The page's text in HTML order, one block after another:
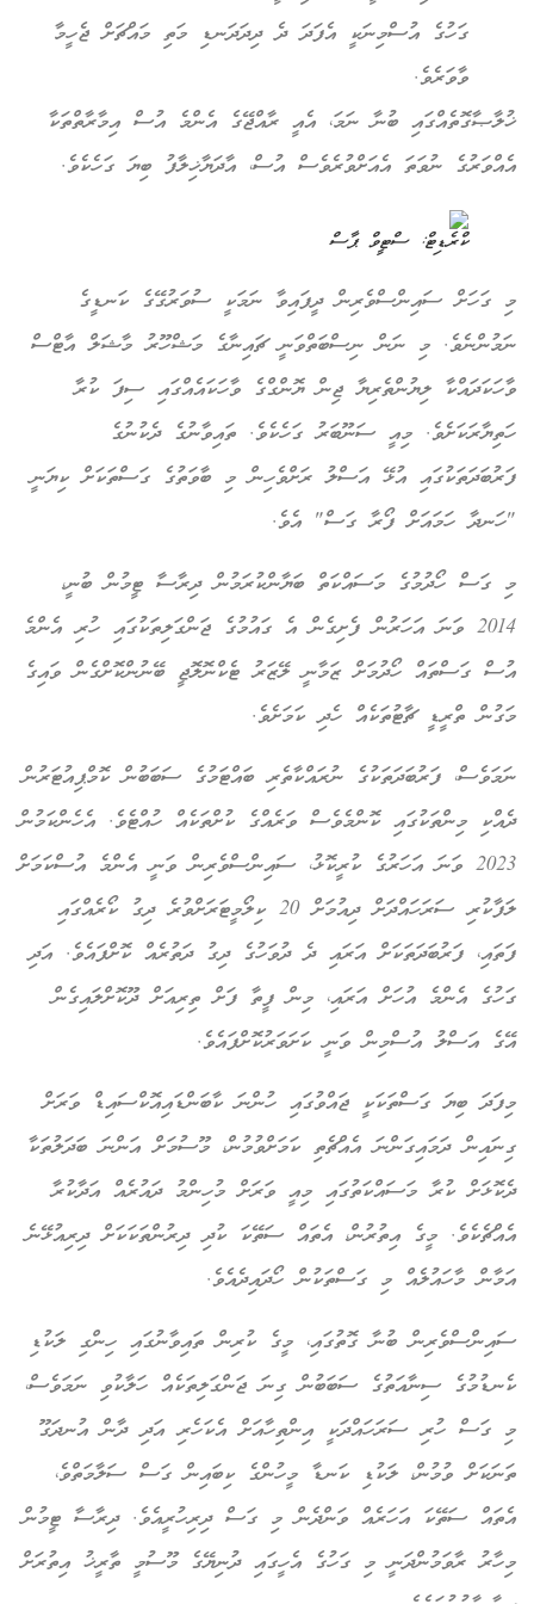
ގަހުގެ އުސްމިނަކީ އެފަދަ ދެ ދިދަދަނޑި މަތި މައްޗަށް ޖެހީމާ
ވާވަރެވެ.
ބުނާ ނަމަ، އެއީ ރާއްޖޭގެ އެންމެ އުސް އިމާރާތްތަކާ
ނުވަތަ އެއަށްވުރެވެސް އުސް، އާދަޔާޚިލާފު ބިޔަ ގަހެކެވެ.
ކްރެޑިޓް: ސްޓީވް ޕާސް
ގަހަށް ސައިންސްވެރިން ދީފައިވާ ނަމަކީ ސުވަރުގޭގެ ކަނޑީގެ
މި ނަން ނިސްބަތްވަނީ ޗައިނާގެ މަޝްހޫރު މާޝަލް އާޓްސް
ލިޔުންތެރިޔާ ޖިން ޔޮންގްގެ ވާހަކައެއްގައި ސިފަ ކުރާ
މިއީ ސަނޫބަރު ގަހެކެވެ. ތައިވާނުގެ ދެކުނުގެ
އުޅޭ އަސްލު ރަށްވެހިން މި ބާވަތުގެ ގަސްތަކަށް ކިޔަނީ
ހަމައަށް ފޯރާ ގަސް" އެވެ.
ގަސް ހޯދުމުގެ މަސައްކަތް ބަޔާންކުރަމުން ދިރާސާ ޓީމުން ބުނީ،
2014 ވަނަ އަހަރުން ފެށިގެން އެ ގައުމުގެ ޖަންގަލިތަކުގައި ހުރި އެންމެ
ގަސްތައް ހޯދުމަށް ޒަމާނީ ލޭޒަރު ޓެކްނޮލޮޖީ ބޭނުންކޮށްގެން ވައިގެ
ތްރީޑީ ޗާޓުތަކެއް ހެދި ކަމަށެވެ.
ފަރުބަދަތަކުގެ ނުރައްކާތެރި ބައްޓަމުގެ ސަބަބުން ކޮމްޕިއުޓަރުން
މިންތަކުގައި ކޮންމެވެސް ވަރެއްގެ ކުށްތަކެއް ހުއްޓެވެ. އެހެންކަމުން
2023 ވަނަ އަހަރުގެ ކުރީކޮޅު، ސައިންސްވެރިން ވަނީ އެންމެ އުސްކަމަށް
ލަފާކުރި ސަރަހައްދަށް ދިއުމަށް 20 ކިލޯމީޓަރަށްވުރެ ދިގު ކޯރެއްގައި
ފަރުބަދަތަކަށް އަރައި ދެ ދުވަހުގެ ދިގު ދަތުރެއް ކޮށްފައެވެ. އަދި
އެންމެ އުހަށް އަރައި، މިން ފީތާ ފަށް ތިރިއަށް ދޫކޮށްލައިގެން
އަސްލު އުސްމިން ވަނީ ކަށަވަރުކޮށްފައެވެ.
ބިޔަ ގަސްތަކަކީ ޖައްވުގައި ހުންނަ ކާބަންޑައިއޮކްސައިޑް ވަރަށް
ދަމައިގަންނަ އެއްޗެތި ކަމަށްވުމުން، މޫސުމަށް އަންނަ ބަދަލުތަކާ
ކުރާ މަސައްކަތުގައި މިއީ ވަރަށް މުހިންމު ދައުރެއް އަދާކުރާ
މީގެ އިތުރުން، އެތައް ސަތޭކަ ކުދި ދިރުންތަކަކަށް ދިރިއުޅޭނެ
މާހައުލެއް މި ގަސްތަކުން ހޯދައިދެއެވެ.
ބުނާ ގޮތުގައި، މީގެ ކުރިން ތައިވާނުގައި ހިންގި ލަކުޑި
ސިނާއަތުގެ ސަބަބުން ގިނަ ޖަންގަލިތަކެއް ހަލާކުވި ނަމަވެސް،
ގަސް ހުރި ސަރަހައްދަކީ އިންތިހާއަށް އެކަހެރި އަދި ދާން އުނދަގޫ
ވުމުން، ލަކުޑި ކަނޑާ މީހުންގެ ކިބައިން ގަސް ސަލާމަތްވެ،
ސަތޭކަ އަހަރެއް ވަންދެން މި ގަސް ދިރިހުރީއެވެ. ދިރާސާ ޓީމުން
ރާވަމުންދަނީ މި ގަހުގެ އެހީގައި ދުނިޔޭގެ މޫސުމީ ތާރީޚު އިތުރަށް